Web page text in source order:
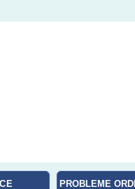
PROBLEME